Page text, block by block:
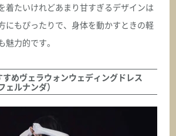
着たいけれどあまり甘すぎるデザインは
にもぴったりで、身体を動かすときの軽
魅力的です。
すめヴェラウォンウェディングドレス
ルナンダ）